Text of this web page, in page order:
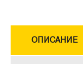
ОПИСАНИЕ